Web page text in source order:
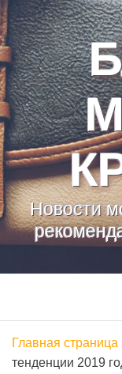
Новости
Главная страница
тенденции 2019